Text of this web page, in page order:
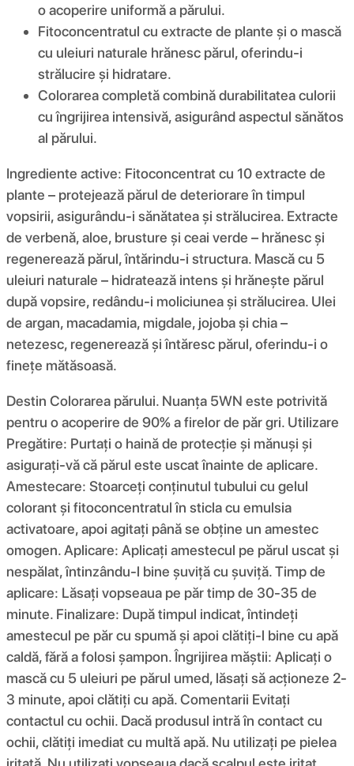
o acoperire uniformă a părului.
Fitoconcentratul cu extracte de plante și o mască
cu uleiuri naturale hrănesc părul, oferindu-i
strălucire și hidratare.
Colorarea completă combină durabilitatea culorii
cu îngrijirea intensivă, asigurând aspectul sănătos
al părului.
Ingrediente active: Fitoconcentrat cu 10 extracte de
plante – protejează părul de deteriorare în timpul
vopsirii, asigurându-i sănătatea și strălucirea. Extracte
de verbenă, aloe, brusture și ceai verde – hrănesc și
regenerează părul, întărindu-i structura. Mască cu 5
uleiuri naturale – hidratează intens și hrănește părul
după vopsire, redându-i moliciunea și strălucirea. Ulei
de argan, macadamia, migdale, jojoba și chia –
netezesc, regenerează și întăresc părul, oferindu-i o
finețe mătăsoasă.
Destin Colorarea părului. Nuanța 5WN este potrivită
pentru o acoperire de 90% a firelor de păr gri. Utilizare
Pregătire: Purtați o haină de protecție și mănuși și
asigurați-vă că părul este uscat înainte de aplicare.
Amestecare: Stoarceți conținutul tubului cu gelul
colorant și fitoconcentratul în sticla cu emulsia
activatoare, apoi agitați până se obține un amestec
omogen. Aplicare: Aplicați amestecul pe părul uscat și
nespălat, întinzându-l bine șuviță cu șuviță. Timp de
aplicare: Lăsați vopseaua pe păr timp de 30-35 de
minute. Finalizare: După timpul indicat, întindeți
amestecul pe păr cu spumă și apoi clătiți-l bine cu apă
caldă, fără a folosi șampon. Îngrijirea măștii: Aplicați o
mască cu 5 uleiuri pe părul umed, lăsați să acționeze 2-
3 minute, apoi clătiți cu apă. Comentarii Evitați
contactul cu ochii. Dacă produsul intră în contact cu
ochii, clătiți imediat cu multă apă. Nu utilizați pe pielea